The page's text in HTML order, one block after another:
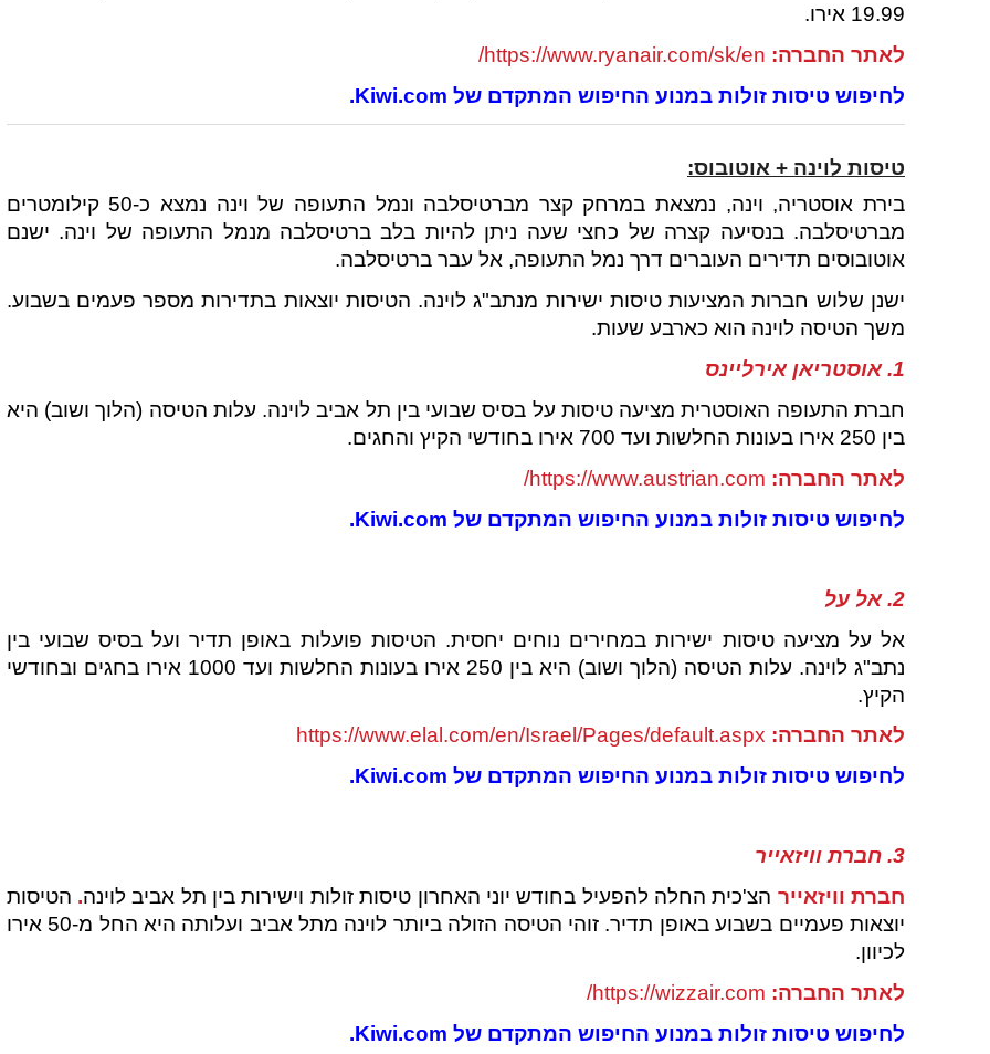
19.99 אירו.
לאתר החברה: https://www.ryanair.com/sk/en/
לחיפוש טיסות זולות במנוע החיפוש המתקדם של Kiwi.com.
טיסות לוינה + אוטובוס:
בירת אוסטריה, וינה, נמצאת במרחק קצר מברטיסלבה ונמל התעופה של וינה נמצא כ-50 קילומטרים
מברטיסלבה. בנסיעה קצרה של כחצי שעה ניתן להיות בלב ברטיסלבה מנמל התעופה של וינה. ישנם
אוטובוסים תדירים העוברים דרך נמל התעופה, אל עבר ברטיסלבה.
ישנן שלוש חברות המציעות טיסות ישירות מנתב"ג לוינה. הטיסות יוצאות בתדירות מספר פעמים בשבוע.
משך הטיסה לוינה הוא כארבע שעות.
1. אוסטריאן אירליינס
חברת התעופה האוסטרית מציעה טיסות על בסיס שבועי בין תל אביב לוינה. עלות הטיסה (הלוך ושוב) היא
בין 250 אירו בעונות החלשות ועד 700 אירו בחודשי הקיץ והחגים.
לאתר החברה: https://www.austrian.com/
לחיפוש טיסות זולות במנוע החיפוש המתקדם של Kiwi.com.
2. אל על
אל על מציעה טיסות ישירות במחירים נוחים יחסית. הטיסות פועלות באופן תדיר ועל בסיס שבועי בין
נתב"ג לוינה. עלות הטיסה (הלוך ושוב) היא בין 250 אירו בעונות החלשות ועד 1000 אירו בחגים ובחודשי
הקיץ.
לאתר החברה: https://www.elal.com/en/Israel/Pages/default.aspx
לחיפוש טיסות זולות במנוע החיפוש המתקדם של Kiwi.com.
3. חברת וויזאייר
חברת וויזאייר הצ'כית החלה להפעיל בחודש יוני האחרון טיסות זולות וישירות בין תל אביב לוינה. הטיסות
יוצאות פעמיים בשבוע באופן תדיר. זוהי הטיסה הזולה ביותר לוינה מתל אביב ועלותה היא החל מ-50 אירו
לכיוון.
לאתר החברה: https://wizzair.com/
לחיפוש טיסות זולות במנוע החיפוש המתקדם של Kiwi.com.